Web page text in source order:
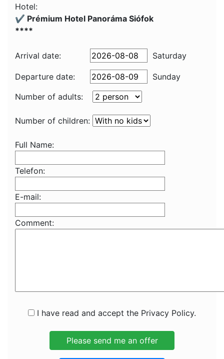
Hotel:
✔️ Prémium Hotel Panoráma Siófok
****
Arrival date: Saturday
Departure date:
Sunday
Number of adults:
Number of children:
Full Name:
Telefon:
E-mail:
Comment:
I have read and accept the Privacy Policy.